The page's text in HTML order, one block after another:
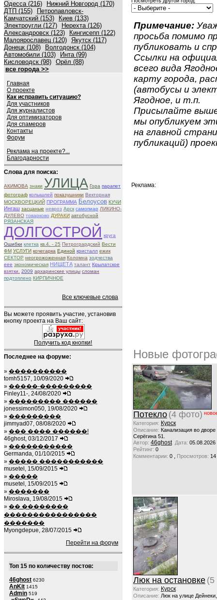
Одесса (216)
Нижний Новгород (170)
ДТП (155)
Петропавловск-
Камчатский (153)
Киев (133)
Электроугли (127)
Нерехта (126)
Александровск (123)
Кингисепп (122)
Малоярославец (120) Якутск (117)
Донецк (108)
Волгодонск (104)
Автомобили (103)
Инта (99)
Кисловодск (98) Орёл (88)
все города >>
Главная
О проекте
Как исправить ситуацию?
Для участников
Для журналистов
Для оптимизаторов
Для спамеров
Контакты
Форум
Реклама на проекте?...
Благодарности
Слова для поиска:
АКИМОВА знаки УЛИЦА Гора парапет
фотограф колышлей показушники Векторная
МОСКВОРЕЦКИЙ ПРОГРАММА Белоусов КУЧИ
Ингаш засцаные невроз Арск самопиар ЛИКИНО-
ДУЛЕВО товарково ДУРАКИ автобусной
РЯЗАНСКАЯ
ДОЛГОСТРОЙ круга
Ошибки клетка кв.4. - 25 Петрогрардский Вести
ФМ УСЛУГИ кочегарка Единой кристалл ежик
СЕКТОР неогрожоженная Коломна зодчества
eee экономическая НИЩЕТА талант Крылатское
взятки.
2009 архаринские улицы сломан
подтоплено КИРПИЧНОЕ
Все ключевые слова
Вы можете проявить участие, установив
кнопку проекта на Ваш сайт:
Получить код кнопки!
Последнее на форуме:
» ����������
tomh5157, 10/09/2020
» �����-���������
Finley11-, 24/08/2020
» ��������� ������
jonessimon050, 19/08/2020
» ���������
jimmyad07, 08/08/2020
» ��� ���� ������!
46ghost, 03/12/2017
» �����������
Germanda, 01/10/2015
» ����� �����������
musetel, 15/09/2015
» �����
musetel, 15/09/2015
» �������
Miroslava, 19/08/2015
» �� ��������
����������������
�������
Myongdepue, 28/07/2015
Перейти на форум
Топ 15 по количеству постов:
46ghost 6230
AnKit 1415
Admin 519
Примечание:
просьба помимо
публиковать и
Ссылки на
всего вида
карту города,
(автобусы и
Ягодное, и т.п.
Присылайте
мы опубликуем
на главной
публикаций)
Реклама:
Новые
Потекло (4 фото)
Категория: Курск
Описание: Канализация во
Серёгина 51.
Автор: 46ghost Дата: 05.08.2026
Рейтинг: 0
Комментарии: 0 , Просмотров: 14
Люк на остановке (5
Категория: Курск
Описание: Люк на улице